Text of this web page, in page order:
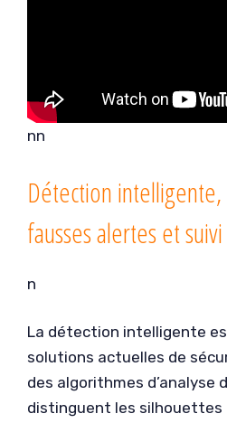
nn
Détection
fausses alertes et suivi
n
La détection intelligente
solutions actuelles de
des algorithmes d’analyse
distinguent les silhouettes